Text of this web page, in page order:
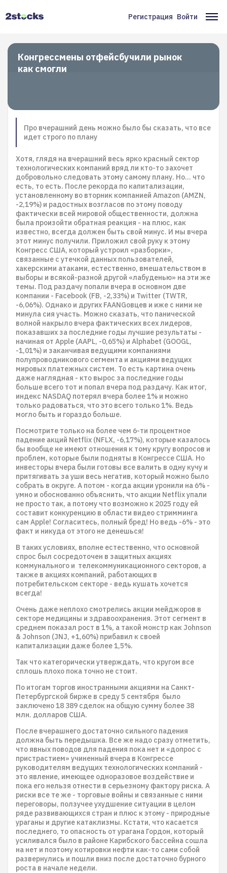
Меню
учётной
записи
Регистрация Войти
Конгрессмены отфейсбучили рынок
как смогли
Про вчерашний день можно было бы сказать, что все
идет строго по плану
Хотя, глядя на вчерашний весь ярко красный сектор
технологических компаний вряд ли кто-то захочет
добровольно следовать этому самому плану. Но… что
есть, то есть. После рекорда по капитализации,
установленному во вторник компанией Amazon (AMZN,
-2,19%) и радостных возгласов по этому поводу
фактически всей мировой общественности, должна
была произойти обратная реакция - на плюс, как
известно, всегда должен быть свой минус. И мы вчера
этот минус получили. Приложил свой руку к этому
Конгресс США, который устроил «разборки»,
связанные с утечкой данных пользователей,
хакерскими атаками, естественно, вмешательством в
выборы и всякой-разной другой «лабуденью» на эти же
темы. Под раздачу попали вчера в основном две
компании - Facebook (FB, -2,33%) и Twitter (TWTR,
-6,06%). Однако и других FAANGовцев и иже с ними не
минула сия участь. Можно сказать, что панической
волной накрыло вчера фактических всех лидеров,
показавших за последние годы лучшие результаты -
начиная от Apple (AAPL, -0,65%) и Alphabet (GOOGL,
-1,01%) и заканчивая ведущими компаниями
полупроводникового сегмента и акциями ведущих
мировых платежных систем. То есть картина очень
даже наглядная - кто вырос за последние годы
больше всего тот и попал вчера под раздачу. Как итог,
индекс NASDAQ потерял вчера более 1% и можно
только радоваться, что это всего только 1%. Ведь
могло быть и гораздо больше.
Посмотрите только на более чем 6-ти процентное
падение акций Netflix (NFLX, -6,17%), которые казалось
бы вообще не имеют отношения к тому кругу вопросов и
проблем, которые были подняты в Конгрессе США. Но
инвесторы вчера были готовы все валить в одну кучу и
притягивать за уши весь негатив, который можно было
собрать в округе. А потом - когда акции уронили на 6% -
умно и обоснованно объяснить, что акции Netflix упали
не просто так, а потому что возможно к 2025 году ей
составит конкуренцию в области видео стримминга
сам Apple! Согласитесь, полный бред! Но ведь -6% - это
факт и никуда от этого не денешься!
В таких условиях, вполне естественно, что основной
спрос был сосредоточен в защитных акциях
коммунального и телекоммуникационного секторов, а
также в акциях компаний, работающих в
потребительском секторе - ведь кушать хочется
всегда!
Очень даже неплохо смотрелись акции мейджоров в
секторе медицины и здравоохранения. Этот сегмент в
среднем показал рост в 1%, а такой монстр как Johnson
& Johnson (JNJ, +1,60%) прибавил к своей
капитализации даже более 1,5%.
Так что категорически утверждать, что кругом все
сплошь плохо пока точно не стоит.
По итогам торгов иностранными акциями на Санкт-
Петербургской бирже в среду 5 сентября было
заключено 18 389 сделок на общую сумму более 38
млн. долларов США.
После вчерашнего достаточно сильного падения
должна быть передышка. Все же надо сразу отметить,
что явных поводов для падения пока нет и «допрос с
пристрастием» учиненный вчера в Конгрессе
руководителям ведущих технологических компаний -
это явление, имеющее одноразовое воздействие и
пока его нельзя отнести в серьезному фактору риска. А
риски все те же - торговые войны и связанные с ними
переговоры, ползучее ухудшение ситуации в целом
ряде развивающихся стран и плюс к этому - природные
ураганы и другие катаклизмы. Кстати, что касается
последнего, то опасность от урагана Гордон, который
усиливался было в районе Карибского бассейна сошла
на нет и поэтому котировки нефти как-то сами собой
развернулись и пошли вниз после достаточно бурного
роста в начале недели.